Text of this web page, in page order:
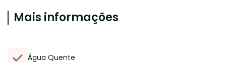
Mais informações
Água Quente